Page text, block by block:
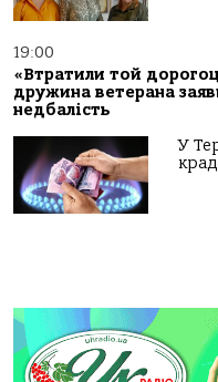
19:00
«Втратили той
дружина ветерана
недбалість
У